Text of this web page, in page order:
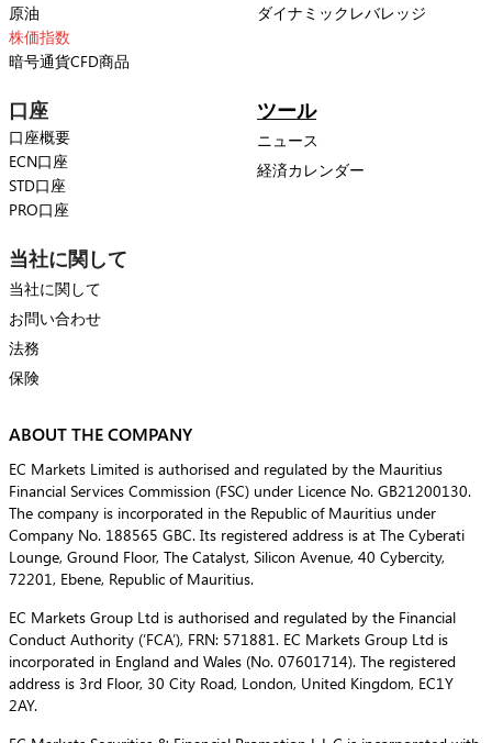
原油
株価指数
暗号通貨CFD商品
ダイナミックレバレッジ
口座
口座概要
ECN口座
STD口座
PRO口座
ツール
ニュース
経済カレンダー
当社に関して
当社に関して
お問い合わせ
法務
保険
ABOUT THE COMPANY
EC Markets Limited is authorised and regulated by the Mauritius
Financial Services Commission (FSC) under Licence No. GB21200130.
The company is incorporated in the Republic of Mauritius under
Company No. 188565 GBC. Its registered address is at The Cyberati
Lounge, Ground Floor, The Catalyst, Silicon Avenue, 40 Cybercity,
72201, Ebene, Republic of Mauritius.
EC Markets Group Ltd is authorised and regulated by the Financial
Conduct Authority (‘FCA’), FRN: 571881. EC Markets Group Ltd is
incorporated in England and Wales (No. 07601714). The registered
address is 3rd Floor, 30 City Road, London, United Kingdom, EC1Y
2AY.